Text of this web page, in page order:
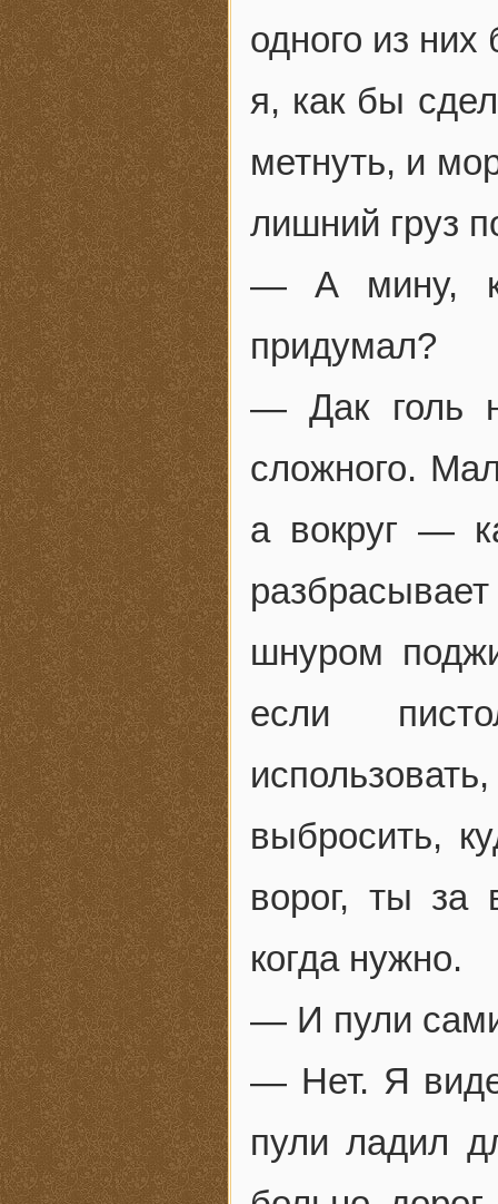
одного из
я, как бы
метнуть, и
лишний груз
— А мину,
придумал?
— Дак голь
сложного.
а вокруг —
шнуром
если
выбросить,
ворог, ты за
когда нужно.
— И пули
— Нет. Я
пули ладил